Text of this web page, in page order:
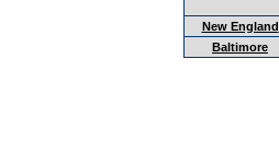
New England
Baltimore